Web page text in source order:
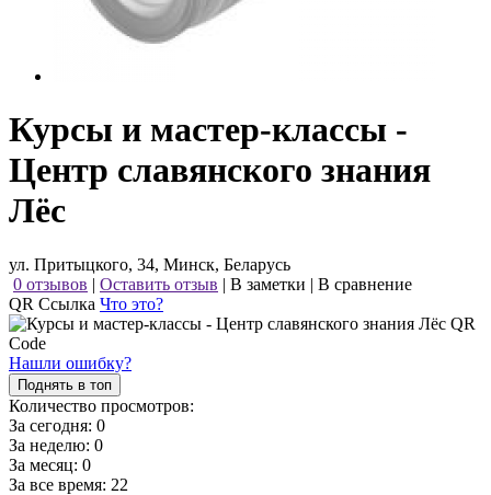
Курсы и мастер-классы -
Центр славянского знания
Лёс
ул. Притыцкого, 34, Минск, Беларусь
0 отзывов | Оставить отзыв | В заметки | В сравнение
QR Ссылка Что это?
Нашли ошибку?
Поднять в топ
Количество просмотров:
За сегодня: 0
За неделю: 0
За месяц: 0
За все время: 22